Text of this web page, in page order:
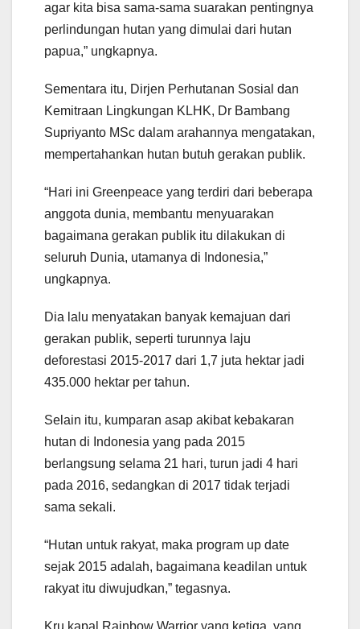
agar kita bisa sama-sama suarakan pentingnya
perlindungan hutan yang dimulai dari hutan
papua,” ungkapnya.
Sementara itu, Dirjen Perhutanan Sosial dan
Kemitraan Lingkungan KLHK, Dr Bambang
Supriyanto MSc dalam arahannya mengatakan,
mempertahankan hutan butuh gerakan publik.
“Hari ini Greenpeace yang terdiri dari beberapa
anggota dunia, membantu menyuarakan
bagaimana gerakan publik itu dilakukan di
seluruh Dunia, utamanya di Indonesia,”
ungkapnya.
Dia lalu menyatakan banyak kemajuan dari
gerakan publik, seperti turunnya laju
deforestasi 2015-2017 dari 1,7 juta hektar jadi
435.000 hektar per tahun.
Selain itu, kumparan asap akibat kebakaran
hutan di Indonesia yang pada 2015
berlangsung selama 21 hari, turun jadi 4 hari
pada 2016, sedangkan di 2017 tidak terjadi
sama sekali.
“Hutan untuk rakyat, maka program up date
sejak 2015 adalah, bagaimana keadilan untuk
rakyat itu diwujudkan,” tegasnya.